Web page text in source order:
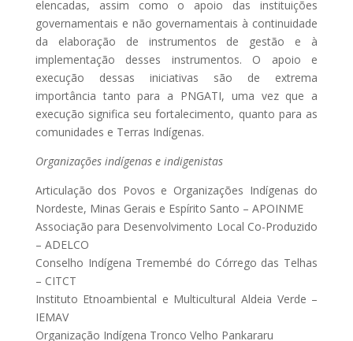
elencadas, assim como o apoio das instituições
governamentais e não governamentais à continuidade
da elaboração de instrumentos de gestão e à
implementação desses instrumentos. O apoio e
execução dessas iniciativas são de extrema
importância tanto para a PNGATI, uma vez que a
execução significa seu fortalecimento, quanto para as
comunidades e Terras Indígenas.
Organizações indígenas e indigenistas
Articulação dos Povos e Organizações Indígenas do
Nordeste, Minas Gerais e Espírito Santo – APOINME
Associação para Desenvolvimento Local Co-Produzido
– ADELCO
Conselho Indígena Tremembé do Córrego das Telhas
– CITCT
Instituto Etnoambiental e Multicultural Aldeia Verde –
IEMAV
Organização Indígena Tronco Velho Pankararu